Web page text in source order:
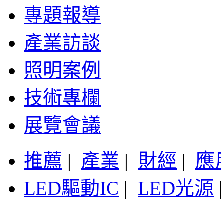
專題報導
產業訪談
照明案例
技術專欄
展覽會議
推薦 | 產業 | 財經 | 應
LED驅動IC | LED光源